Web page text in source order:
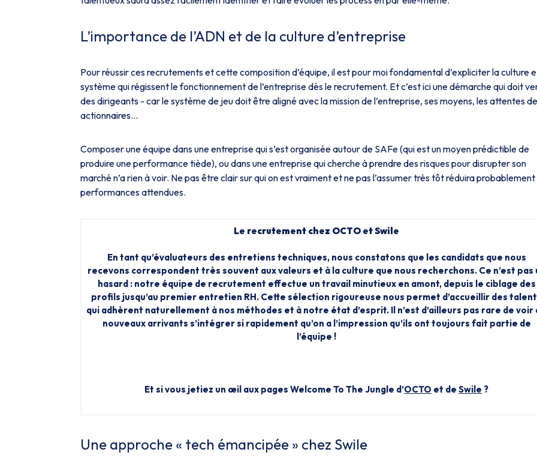
L’importance de l’ADN et de la culture d’entreprise
Pour réussir ces recrutements et cette composition d’équipe, il est pour moi fondamental d’expliciter la culture
système qui régissent le fonctionnement de l’entreprise dès le recrutement. Et c’est ici une démarche qui doit
des dirigeants - car le système de jeu doit être aligné avec la mission de l’entreprise, ses moyens, les attentes
actionnaires…
Composer une équipe dans une entreprise qui s’est organisée autour de SAFe (qui est un moyen prédictible de
produire une performance tiède), ou dans une entreprise qui cherche à prendre des risques pour disrupter son
marché n’a rien à voir. Ne pas être clair sur qui on est vraiment et ne pas l’assumer très tôt réduira probablement
performances attendues.
Le recrutement chez OCTO et Swile
En tant qu’évaluateurs des entretiens techniques, nous constatons que les candidats que nous
recevons correspondent très souvent aux valeurs et à la culture que nous recherchons. Ce n’est pas
hasard : notre équipe de recrutement effectue un travail minutieux en amont, depuis le ciblage des
profils jusqu’au premier entretien RH. Cette sélection rigoureuse nous permet d’accueillir des
qui adhèrent naturellement à nos méthodes et à notre état d’esprit. Il n’est d’ailleurs pas rare de voir
nouveaux arrivants s’intégrer si rapidement qu’on a l’impression qu’ils ont toujours fait partie de
l’équipe !
Et si vous jetiez un œil aux pages Welcome To The Jungle d’OCTO et de Swile ?
Une approche « tech émancipée » chez Swile